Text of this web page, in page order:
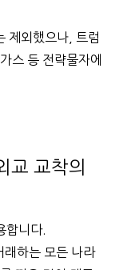
제외했으나, 트럼
스 등 전략물자에
교 교착의
합니다.
래하는 모든 나라